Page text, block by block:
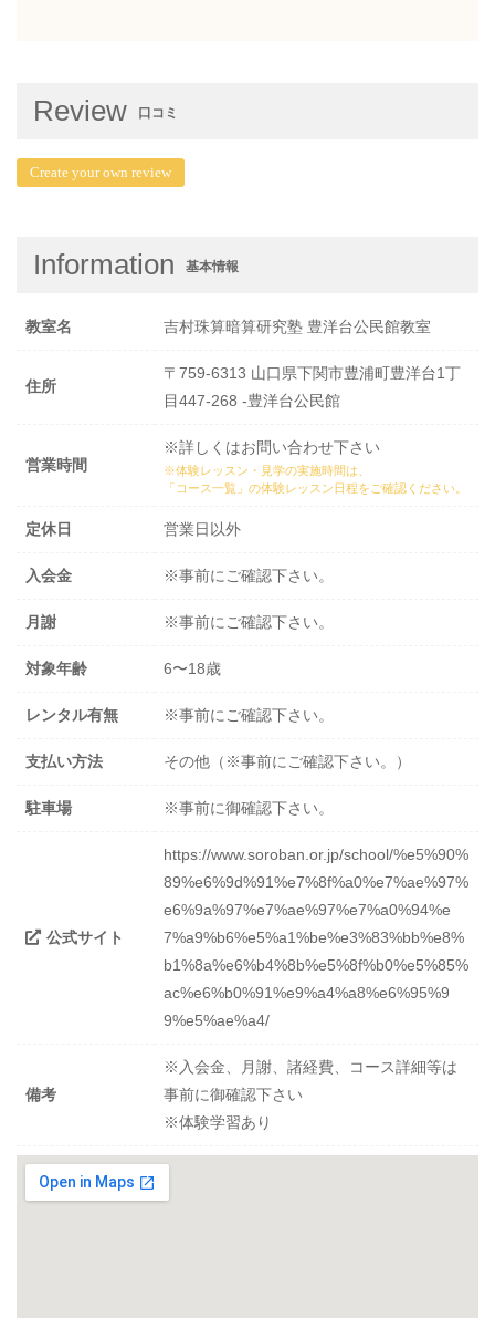
Review 口コミ
Create your own review
Information 基本情報
教室名 吉村珠算暗算研究塾 豊洋台公民館教室
住所
〒759-6313 山口県下関市豊浦町豊洋台1丁
目447-268 -豊洋台公民館
営業時間
※詳しくはお問い合わせ下さい
※体験レッスン・見学の実施時間は、
「コース一覧」の体験レッスン日程をご確認ください。
定休日 営業日以外
入会金 ※事前にご確認下さい。
月謝 ※事前にご確認下さい。
対象年齢 6〜18歳
レンタル有無 ※事前にご確認下さい。
支払い方法 その他（※事前にご確認下さい。）
駐車場 ※事前に御確認下さい。
公式サイト
https://www.soroban.or.jp/school/%e5%90%
89%e6%9d%91%e7%8f%a0%e7%ae%97%
e6%9a%97%e7%ae%97%e7%a0%94%e
7%a9%b6%e5%a1%be%e3%83%bb%e8%
b1%8a%e6%b4%8b%e5%8f%b0%e5%85%
ac%e6%b0%91%e9%a4%a8%e6%95%9
9%e5%ae%a4/
備考
※入会金、月謝、諸経費、コース詳細等は
事前に御確認下さい
※体験学習あり